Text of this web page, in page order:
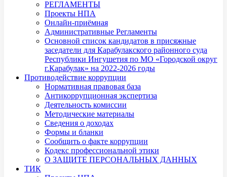
РЕГЛАМЕНТЫ
Проекты НПА
Онлайн-приёмная
Административные Регламенты
Основной список кандидатов в присяжные
заседатели для Карабулакского районного суда
Республики Ингушетия по МО «Городской округ
г.Карабулак» на 2022-2026 годы
Противодействие коррупции
Нормативная правовая база
Антикоррупционная экспертиза
Деятельность комиссии
Методические материалы
Сведения о доходах
Формы и бланки
Сообщить о факте коррупции
Кодекс профессиональной этики
О ЗАЩИТЕ ПЕРСОНАЛЬНЫХ ДАННЫХ
ТИК